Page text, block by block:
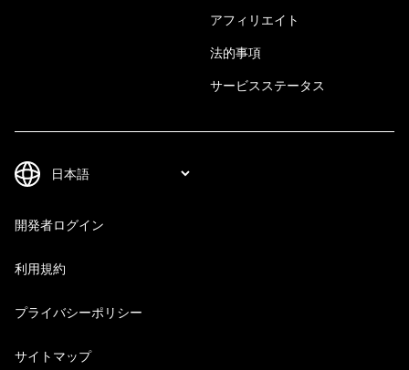
アフィリエイト
法的事項
サービスステータス
開発者ログイン
利用規約
プライバシーポリシー
サイトマップ